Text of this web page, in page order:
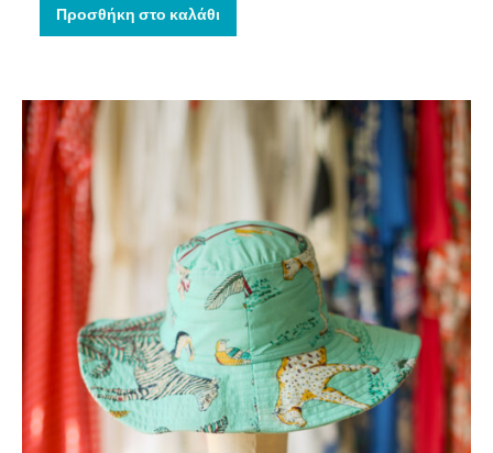
Προσθήκη στο καλάθι